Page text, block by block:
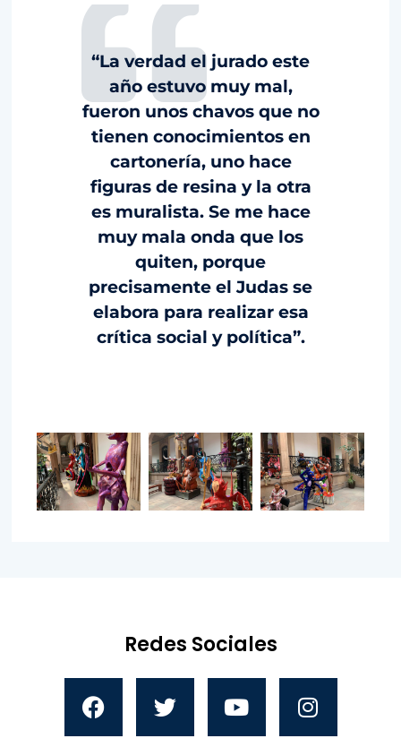
“La verdad el jurado este
año estuvo muy mal,
fueron unos chavos que no
tienen conocimientos en
cartonería, uno hace
figuras de resina y la otra
es muralista. Se me hace
muy mala onda que los
quiten, porque
precisamente el Judas se
elabora para realizar esa
crítica social y política”.
Redes Sociales